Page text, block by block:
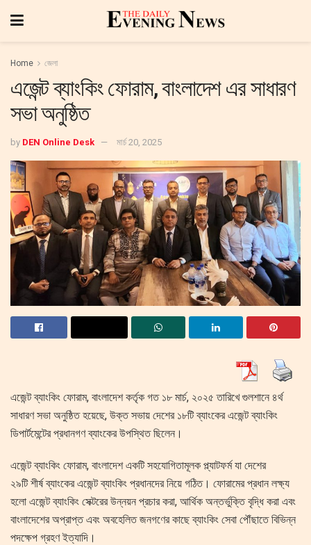
Home জেলা
এজেন্ট ব্যাংকিং ফোরাম, বাংলাদেশ এর সাধারণ
সভা অনুষ্ঠিত
by DEN Online Desk মার্চ 20, 2025
এজেন্ট ব্যাংকিং ফোরাম, বাংলাদেশ কর্তৃক গত ১৮ মার্চ, ২০২৫ তারিখে গুলশানে ৪র্থ
সাধারণ সভা অনুষ্ঠিত হয়েছে, উক্ত সভায় দেশের ১৮টি ব্যাংকের এজেন্ট ব্যাংকিং
ডিপার্টমেন্টের প্রধানগণ ব্যাংকের উপস্থিত ছিলেন।
এজেন্ট ব্যাংকিং ফোরাম, বাংলাদেশ একটি সহযোগিতামূলক প্ল্যাটফর্ম যা দেশের
২৯টি শীর্ষ ব্যাংকের এজেন্ট ব্যাংকিং প্রধানদের নিয়ে গঠিত। ফোরামের প্রধান লক্ষ্য
হলো এজেন্ট ব্যাংকিং সেক্টরের উন্নয়ন প্রচার করা, আর্থিক অন্তর্ভুক্তি বৃদ্ধি করা এবং
বাংলাদেশের অপ্রাপ্ত এবং অবহেলিত জনগণের কাছে ব্যাংকিং সেবা পৌঁছাতে বিভিন্ন
পদক্ষেপ গ্রহণ ইত্যাদি।